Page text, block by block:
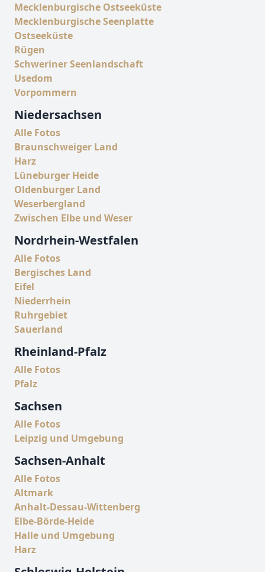
Mecklenburgische Ostseeküste
Mecklenburgische Seenplatte
Ostseeküste
Rügen
Schweriner Seenlandschaft
Usedom
Vorpommern
Niedersachsen
Alle Fotos
Braunschweiger Land
Harz
Lüneburger Heide
Oldenburger Land
Weserbergland
Zwischen Elbe und Weser
Nordrhein-Westfalen
Alle Fotos
Bergisches Land
Eifel
Niederrhein
Ruhrgebiet
Sauerland
Rheinland-Pfalz
Alle Fotos
Pfalz
Sachsen
Alle Fotos
Leipzig und Umgebung
Sachsen-Anhalt
Alle Fotos
Altmark
Anhalt-Dessau-Wittenberg
Elbe-Börde-Heide
Halle und Umgebung
Harz